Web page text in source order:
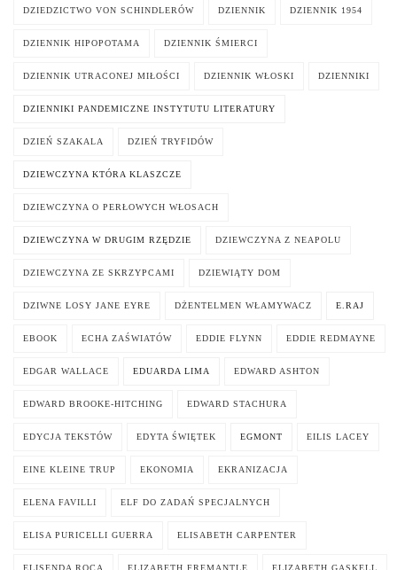
DZIEDZICTWO VON SCHINDLERÓW DZIENNIK DZIENNIK 1954
DZIENNIK HIPOPOTAMA DZIENNIK ŚMIERCI
DZIENNIK UTRACONEJ MIŁOŚCI DZIENNIK WŁOSKI DZIENNIKI
DZIENNIKI PANDEMICZNE INSTYTUTU LITERATURY
DZIEŃ SZAKALA DZIEŃ TRYFIDÓW
DZIEWCZYNA KTÓRA KLASZCZE
DZIEWCZYNA O PERŁOWYCH WŁOSACH
DZIEWCZYNA W DRUGIM RZĘDZIE DZIEWCZYNA Z NEAPOLU
DZIEWCZYNA ZE SKRZYPCAMI DZIEWIĄTY DOM
DZIWNE LOSY JANE EYRE DŻENTELMEN WŁAMYWACZ E.RAJ
EBOOK ECHA ZAŚWIATÓW EDDIE FLYNN EDDIE REDMAYNE
EDGAR WALLACE EDUARDA LIMA EDWARD ASHTON
EDWARD BROOKE-HITCHING EDWARD STACHURA
EDYCJA TEKSTÓW EDYTA ŚWIĘTEK EGMONT EILIS LACEY
EINE KLEINE TRUP EKONOMIA EKRANIZACJA
ELENA FAVILLI ELF DO ZADAŃ SPECJALNYCH
ELISA PURICELLI GUERRA ELISABETH CARPENTER